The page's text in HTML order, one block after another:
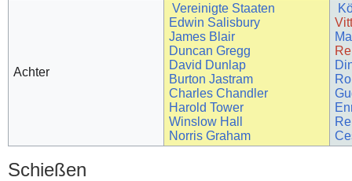
Achter
Vereinigte Staaten
Edwin Salisbury
James Blair
Duncan Gregg
David Dunlap
Burton Jastram
Charles Chandler
Harold Tower
Winslow Hall
Norris Graham
Schießen